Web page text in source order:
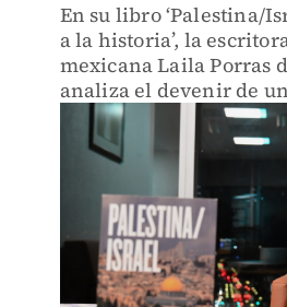
En su libro ‘Palestina/
a la historia’, la
mexicana Laila Porras
analiza el devenir de
desde principios del
sometido a un
aniquilación.